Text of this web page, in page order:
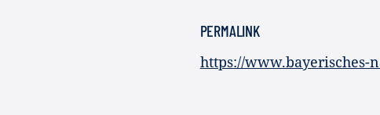
PERMALINK
https://www.bayerisches-